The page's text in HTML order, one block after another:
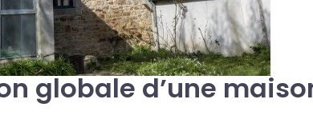
globale d’une